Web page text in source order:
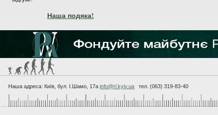
Наша подяка!
Наша адреса: Київ, бул. I.Шамо, 17а info@rl.kyiv.ua тел. (063) 319-83-40